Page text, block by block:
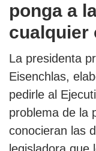
ponga a
cualquier
La presidenta
Eisenchlas,
pedirle al
problema de la
conocieran las